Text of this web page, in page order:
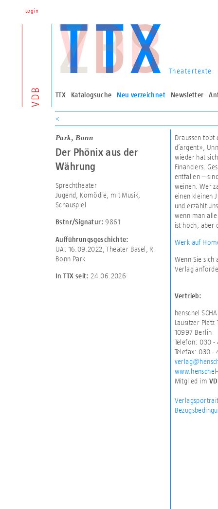
VDB
Theatertexte
TTX Katalogsuche Neu verzeichnet Newsletter
Login
<
Park, Bonn
Der Phönix aus der
Währung
Sprechtheater
Jugend, Komödie, mit Musik,
Schauspiel
Bstnr/Signatur: 9861
Aufführungsgeschichte:
UA: 16.09.2022, Theater Basel, R:
Bonn Park
In TTX seit: 24.06.2026
Draussen tobt
d’argent»,
wieder hat
Financiers.
entfallen –
weinen. Wer
einen kleinen
und erzählt
wenn man
ist hoch, aber
Werk auf
Wenn Sie sich
Verlag
Vertrieb:
henschel
Lausitzer Platz
10997 Berlin
Telefon: 030 -
Telefax: 030 -
Mitglied im